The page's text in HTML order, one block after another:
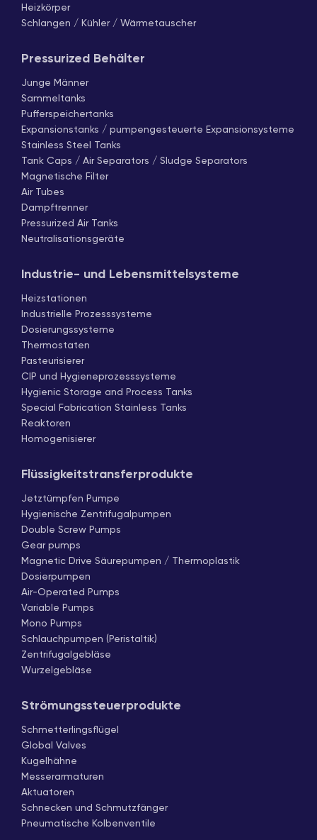
Heizkörper
Schlangen / Kühler / Wärmetauscher
Pressurized Behälter
Junge Männer
Sammeltanks
Pufferspeichertanks
Expansionstanks / pumpengesteuerte Expansionsysteme
Stainless Steel Tanks
Tank Caps / Air Separators / Sludge Separators
Magnetische Filter
Air Tubes
Dampftrenner
Pressurized Air Tanks
Neutralisationsgeräte
Industrie- und Lebensmittelsysteme
Heizstationen
Industrielle Prozesssysteme
Dosierungssysteme
Thermostaten
Pasteurisierer
CIP und Hygieneprozesssysteme
Hygienic Storage and Process Tanks
Special Fabrication Stainless Tanks
Reaktoren
Homogenisierer
Flüssigkeitstransferprodukte
Jetztümpfen Pumpe
Hygienische Zentrifugalpumpen
Double Screw Pumps
Gear pumps
Magnetic Drive Säurepumpen / Thermoplastik
Dosierpumpen
Air-Operated Pumps
Variable Pumps
Mono Pumps
Schlauchpumpen (Peristaltik)
Zentrifugalgebläse
Wurzelgebläse
Strömungssteuerprodukte
Schmetterlingsflügel
Global Valves
Kugelhähne
Messerarmaturen
Aktuatoren
Schnecken und Schmutzfänger
Pneumatische Kolbenventile